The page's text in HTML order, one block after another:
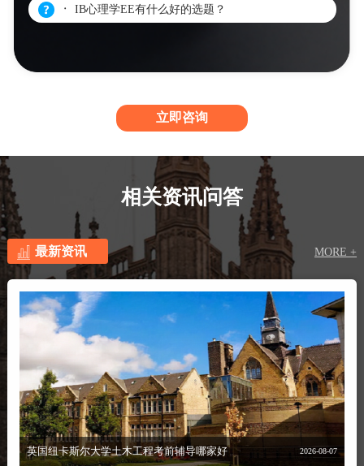
᛫ IB心理学EE有什么好的选题？
立即咨询
相关资讯问答
MORE +
最新资讯
英国纽卡斯尔大学土木工程考前辅导哪家好 2026-08-07